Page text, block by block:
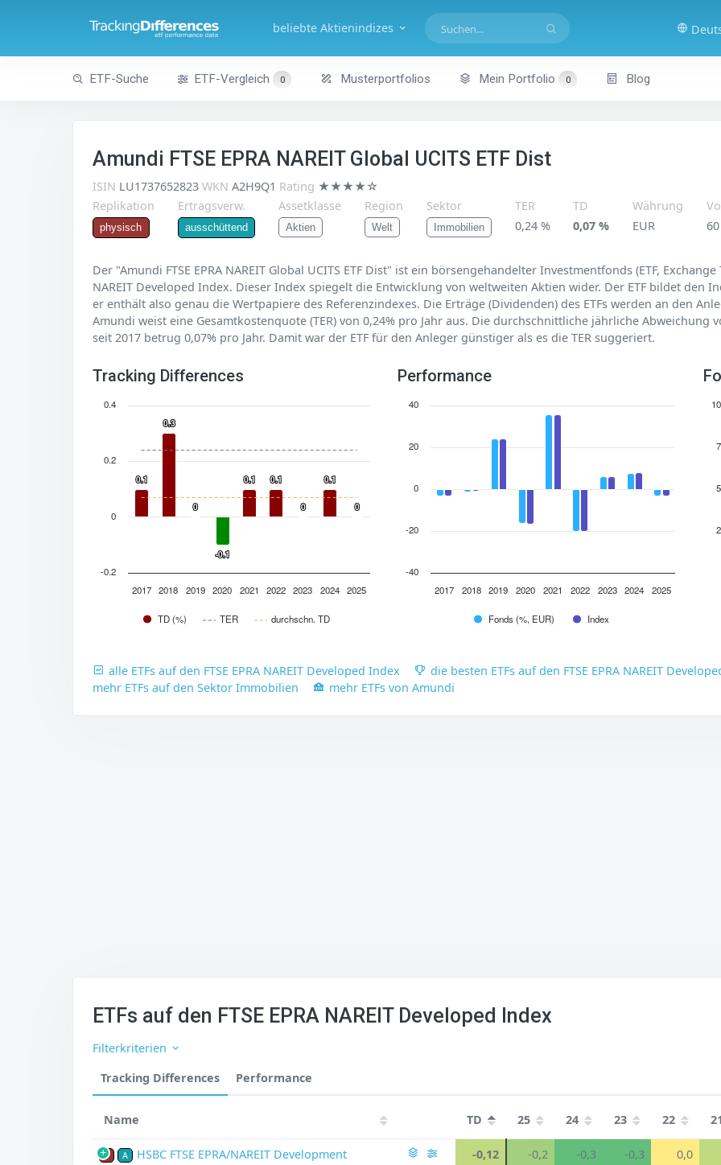
beliebte Aktienindizes
ETF-Suche ETF-Vergleich 0 Musterportfolios Mein Portfolio 0 Blog
Amundi FTSE EPRA NAREIT Global UCITS ETF Dist
ISIN LU1737652823 WKN A2H9Q1 Rating ★★★★☆
Replikation
physisch
Ertragsverw.
ausschüttend
Assetklasse
Aktien
Region
Welt
Sektor
Immobilien
TER
0,24 %
TD
0,07 %
Währung
EUR
Der "Amundi FTSE EPRA NAREIT Global UCITS ETF Dist" ist ein börsengehandelter Investmentfonds (ETF,
NAREIT Developed Index. Dieser Index spiegelt die Entwicklung von weltweiten Aktien wider. Der ETF bildet den
er enthält also genau die Wertpapiere des Referenzindexes. Die Erträge (Dividenden) des ETFs werden an den
Amundi weist eine Gesamtkostenquote (TER) von 0,24% pro Jahr aus. Die durchschnittliche jährliche
seit 2017 betrug 0,07% pro Jahr. Damit war der ETF für den Anleger günstiger als es die TER suggeriert.
Tracking Differences
0.1
0.1
0.3
0.3
0
0
-0.1
-0.1
0.1
0.1 0.1
0.1
0
0
0.1
0.1
0
0
TD (%) TER durchschn. TD
2017 2018 2019 2020 2021 2022 2023 2024 2025
-0.2
0
0.2
0.4
Performance
Fonds (%, EUR) Index
2017 2018 2019 2020 2021 2022 2023 2024 2025
-40
-20
0
20
40
alle ETFs auf den FTSE EPRA NAREIT Developed Index die besten ETFs auf den FTSE EPRA NAREIT
mehr ETFs auf den Sektor Immobilien
mehr ETFs von Amundi
ETFs auf den FTSE EPRA NAREIT Developed Index
Filterkriterien
Tracking Differences
Performance
Name TD 25 24 23 22 21
P A HSBC FTSE EPRA/NAREIT Development -0,12 -0,2 -0,3 -0,3 0,0